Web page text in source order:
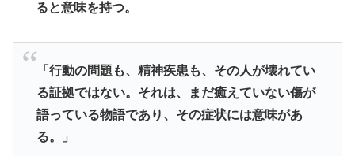
ると意味を持つ。
「行動の問題も、精神疾患も、その人が壊れてい
る証拠ではない。それは、まだ癒えていない傷が
語っている物語であり、その症状には意味があ
る。」